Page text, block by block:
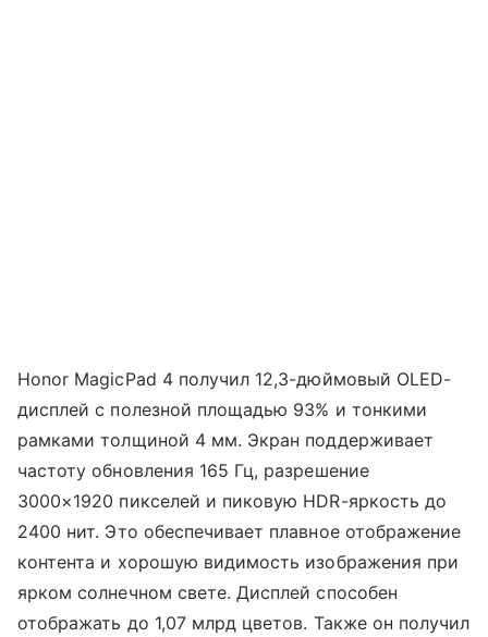
Honor MagicPad 4 получил 12,3-дюймовый OLED-
дисплей с полезной площадью 93% и тонкими
рамками толщиной 4 мм. Экран поддерживает
частоту обновления 165 Гц, разрешение
3000×1920 пикселей и пиковую HDR-яркость до
2400 нит. Это обеспечивает плавное отображение
контента и хорошую видимость изображения при
ярком солнечном свете. Дисплей способен
отображать до 1,07 млрд цветов. Также он получил